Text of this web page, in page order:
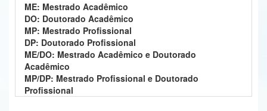
Banco Central do Brasil
ME: Mestrado Acadêmico
DO: Doutorado Acadêmico
MP: Mestrado Profissional
DP: Doutorado Profissional
ME/DO: Mestrado Acadêmico e Doutorado
Acadêmico
MP/DP: Mestrado Profissional e Doutorado
Profissional